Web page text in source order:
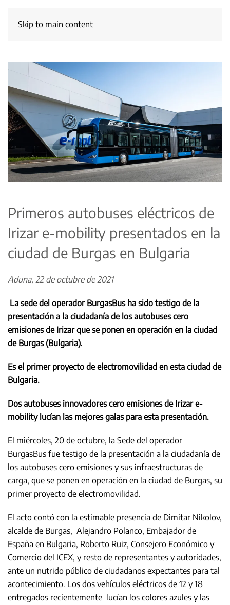
Skip to main content
Primeros autobuses eléctricos de
Irizar e-mobility presentados en la
ciudad de Burgas en Bulgaria
Aduna, 22 de octubre de 2021
La sede del operador BurgasBus ha sido testigo de la
presentación a la ciudadanía de los autobuses cero
emisiones de Irizar que se ponen en operación en la ciudad
de Burgas (Bulgaria).
Es el primer proyecto de electromovilidad en esta ciudad de
Bulgaria.
Dos autobuses innovadores cero emisiones de Irizar e-
mobility lucían las mejores galas para esta presentación.
El miércoles, 20 de octubre, la Sede del operador
BurgasBus fue testigo de la presentación a la ciudadanía de
los autobuses cero emisiones y sus infraestructuras de
carga, que se ponen en operación en la ciudad de Burgas, su
primer proyecto de electromovilidad.
El acto contó con la estimable presencia de Dimitar Nikolov,
alcalde de Burgas, Alejandro Polanco, Embajador de
España en Bulgaria, Roberto Ruiz, Consejero Económico y
Comercio del ICEX, y resto de representantes y autoridades,
ante un nutrido público de ciudadanos expectantes para tal
acontecimiento. Los dos vehículos eléctricos de 12 y 18
entregados recientemente lucían los colores azules y las